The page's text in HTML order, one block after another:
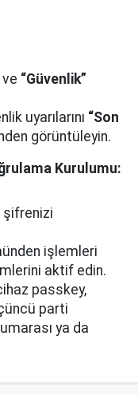
ve “Güvenlik”
uyarılarını “Son
görüntüleyin.
Kurulumu:
şifrenizi
işlemleri
aktif edin.
passkey,
parti
ya da